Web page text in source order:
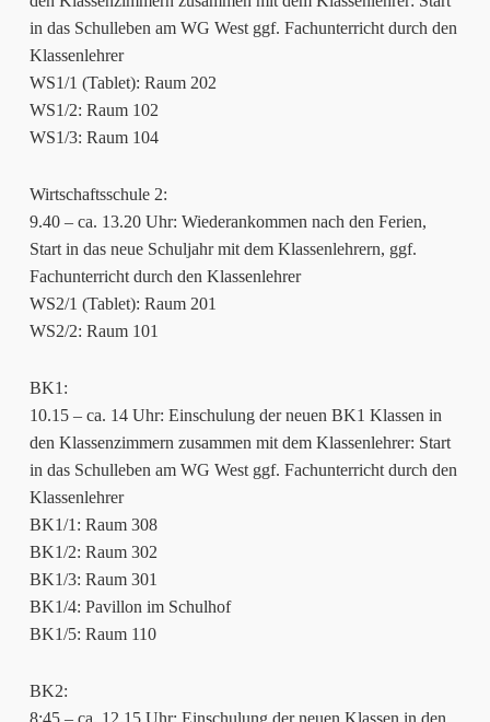
in das Schulleben am WG West ggf. Fachunterricht durch den
Klassenlehrer
WS1/1 (Tablet): Raum 202
WS1/2: Raum 102
WS1/3: Raum 104
Wirtschaftsschule 2:
9.40 – ca. 13.20 Uhr: Wiederankommen nach den Ferien,
Start in das neue Schuljahr mit dem Klassenlehrern, ggf.
Fachunterricht durch den Klassenlehrer
WS2/1 (Tablet): Raum 201
WS2/2: Raum 101
BK1:
10.15 – ca. 14 Uhr: Einschulung der neuen BK1 Klassen in
den Klassenzimmern zusammen mit dem Klassenlehrer: Start
in das Schulleben am WG West ggf. Fachunterricht durch den
Klassenlehrer
BK1/1: Raum 308
BK1/2: Raum 302
BK1/3: Raum 301
BK1/4: Pavillon im Schulhof
BK1/5: Raum 110
BK2:
8:45 – ca. 12.15 Uhr: Einschulung der neuen Klassen in den